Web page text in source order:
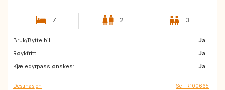
7 2 3
Bruk/Bytte bil:
Ja
Røykfritt:
Ja
Kjæledyrpass ønskes:
Ja
US
NO
GB
Destinasjon Se FR100665